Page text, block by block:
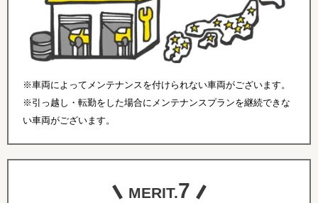
※車両によってメンテナンスを付けられない車両がございます。
※引っ越し・転勤をした場合にメンテナンスプランを継続できな
い車両がございます。
MERIT.7